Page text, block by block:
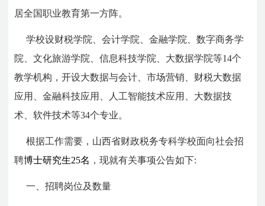
居全国职业教育第一方阵。
学校设财税学院、会计学院、金融学院、数字商务学
院、文化旅游学院、信息科技学院、大数据学院等14个
教学机构，开设大数据与会计、市场营销、财税大数据
应用、金融科技应用、人工智能技术应用、大数据技
术、软件技术等34个专业。
根据工作需要，山西省财政税务专科学校面向社会招
聘博士研究生25名 ，现就有关事项公告如下:
一、招聘岗位及数量